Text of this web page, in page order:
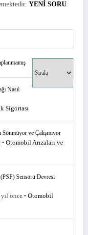
YENİ SORU
Nasıl
Sigortası
ve Çalışmıyor
• Otomobil Arızaları ve
Sensörü Devresi
önce • Otomobil